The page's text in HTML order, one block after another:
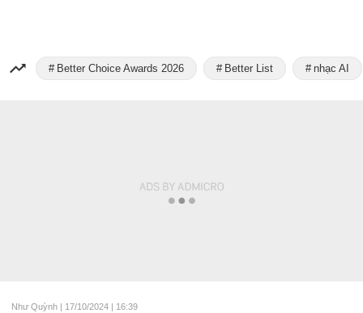
Better Choice Awards 2026 Better List nhạc AI
Như Quỳnh | 17/10/2024 | 16:39